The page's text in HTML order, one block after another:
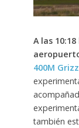
A las
400M
también